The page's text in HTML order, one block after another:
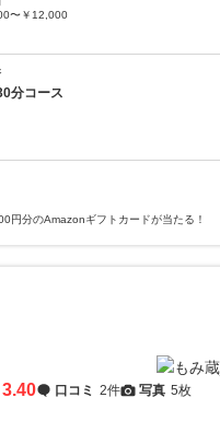
〜￥12,000
分コース
円分のAmazonギフトカードが当たる！
3.40 口コミ 2件 写真 5枚